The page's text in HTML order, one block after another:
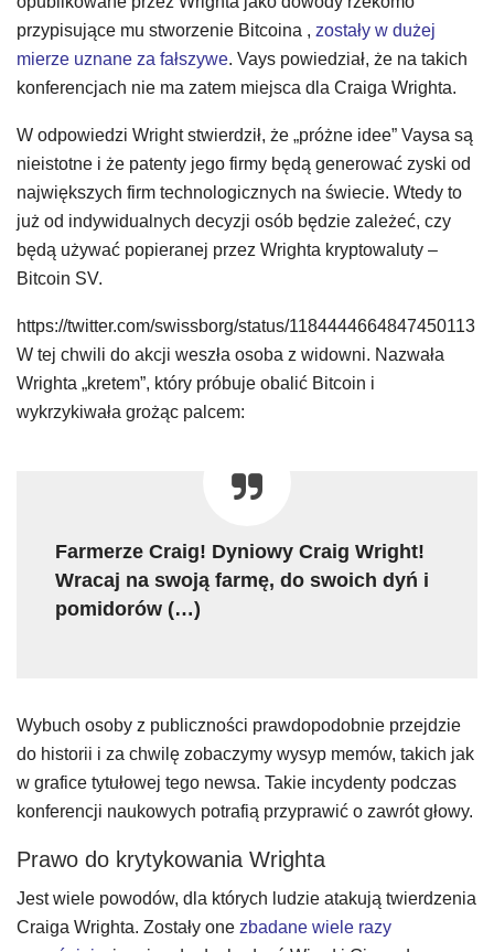
przypisujące mu stworzenie Bitcoina , zostały w dużej
mierze uznane za fałszywe. Vays powiedział, że na takich
konferencjach nie ma zatem miejsca dla Craiga Wrighta.
W odpowiedzi Wright stwierdził, że „próżne idee” Vaysa są
nieistotne i że patenty jego firmy będą generować zyski od
największych firm technologicznych na świecie. Wtedy to
już od indywidualnych decyzji osób będzie zależeć, czy
będą używać popieranej przez Wrighta kryptowaluty –
Bitcoin SV.
https://twitter.com/swissborg/status/1184444664847450113
W tej chwili do akcji weszła osoba z widowni. Nazwała
Wrighta „kretem”, który próbuje obalić Bitcoin i
wykrzykiwała grożąc palcem:
Farmerze Craig! Dyniowy Craig Wright!
Wracaj na swoją farmę, do swoich dyń i
pomidorów (…)
Wybuch osoby z publiczności prawdopodobnie przejdzie
do historii i za chwilę zobaczymy wysyp memów, takich jak
w grafice tytułowej tego newsa. Takie incydenty podczas
konferencji naukowych potrafią przyprawić o zawrót głowy.
Prawo do krytykowania Wrighta
Jest wiele powodów, dla których ludzie atakują twierdzenia
Craiga Wrighta. Zostały one zbadane wiele razy